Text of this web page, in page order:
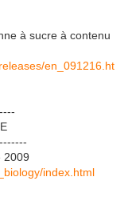
à sucre à contenu
en_091216.ht
2009
index.html